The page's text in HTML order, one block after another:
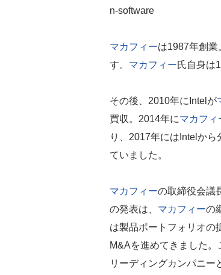
n-software
マカフィーは1987年創業
す。 マカフィー氏自身は
その後、2010年にIntelが
買収。2014年にマカフィ
り、2017年にはIntelか
ていました。
マカフィーの取締役会議
の発表は、 マカフィーの
は製品ポートフォリオの
M&Aを進めてきました。
リーディングカンパニー